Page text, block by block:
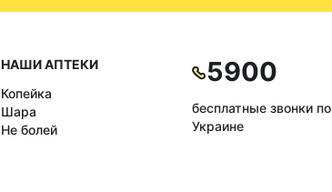
НАШИ АПТЕКИ
Копейка
Шара
Не болей
5900
бесплатные звонки по
Украине